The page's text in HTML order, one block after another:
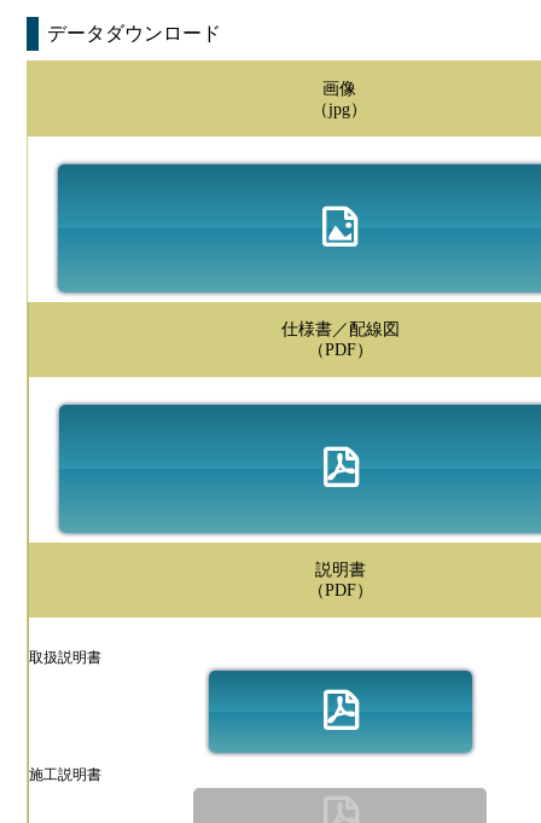
データダウンロード
画像
（jpg）
仕様書／配線図
（PDF）
説明書
（PDF）
取扱説明書
施工説明書